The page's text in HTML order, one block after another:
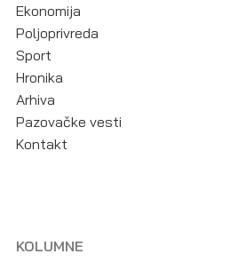
Ekonomija
Poljoprivreda
Sport
Hronika
Arhiva
Pazovačke vesti
Kontakt
KOLUMNE